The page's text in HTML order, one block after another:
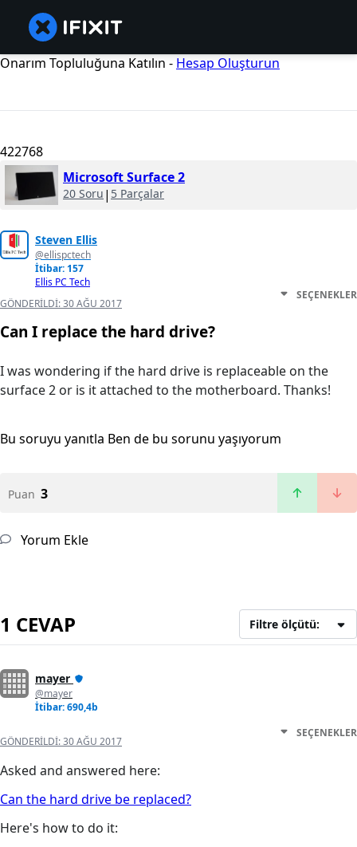
Onarım Topluluğuna Katılın - Hesap Oluşturun
422768
Microsoft Surface 2
20 Soru | 5 Parçalar
Steven Ellis
@ellispctech
İtibar: 157
Ellis PC Tech
GÖNDERILDI:30 AĞU 2017
SEÇENEKLER
Can I replace the hard drive?
I was wondering if the hard drive is replaceable on the
surface 2 or is it attached to the motherboard. Thanks!
Bu soruyu yanıtla Ben de bu sorunu yaşıyorum
Puan 3
Yorum Ekle
1 CEVAP Filtre ölçütü:
mayer
@mayer
İtibar: 690,4b
GÖNDERILDI:30 AĞU 2017
SEÇENEKLER
Asked and answered here:
Can the hard drive be replaced?
Here's how to do it: